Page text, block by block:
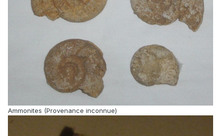
Ammonites (Provenance inconnue)